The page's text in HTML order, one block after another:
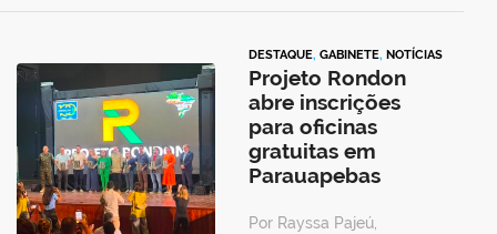
DESTAQUE, GABINETE, NOTÍCIAS
Projeto Rondon
abre inscrições
para oficinas
gratuitas em
Parauapebas
Por Rayssa Pajeú,